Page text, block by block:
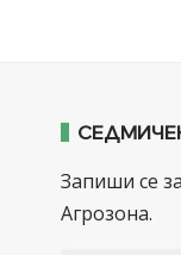
Запиши се
Агрозона.